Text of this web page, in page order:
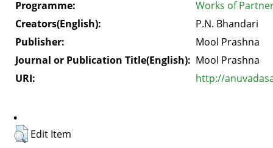
Programme:
Works of
Creators(English):
P.N. Bhandari
Publisher:
Mool Prashna
Journal or Publication Title(English): Mool Prashna
URI:
http://
.
Edit Item